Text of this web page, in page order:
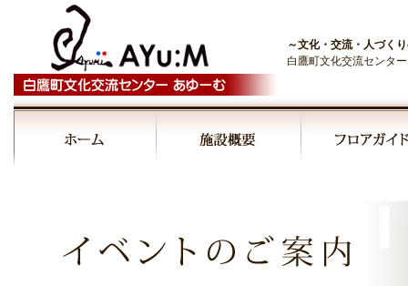
～文化・交流・人づく
白鷹町文化交流センタ